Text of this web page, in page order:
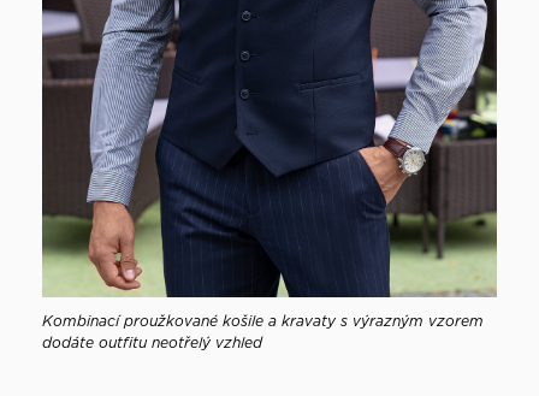
Kombinací proužkované košile a kravaty s výrazným vzorem
dodáte outfitu neotřelý vzhled